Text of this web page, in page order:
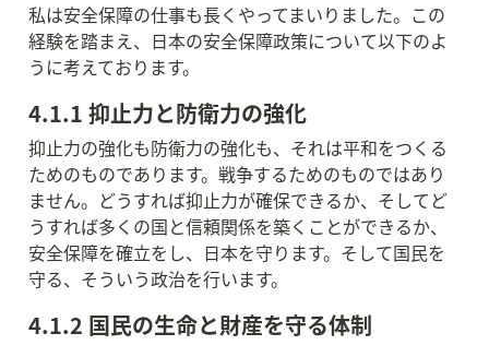
私は安全保障の仕事も長くやってまいりました。この
経験を踏まえ、日本の安全保障政策について以下のよ
うに考えております。
4.1.1 抑止力と防衛力の強化
抑止力の強化も防衛力の強化も、それは平和をつくる
ためのものであります。戦争するためのものではあり
ません。どうすれば抑止力が確保できるか、そしてど
うすれば多くの国と信頼関係を築くことができるか、
安全保障を確立をし、日本を守ります。そして国民を
守る、そういう政治を行います。
4.1.2 国民の生命と財産を守る体制